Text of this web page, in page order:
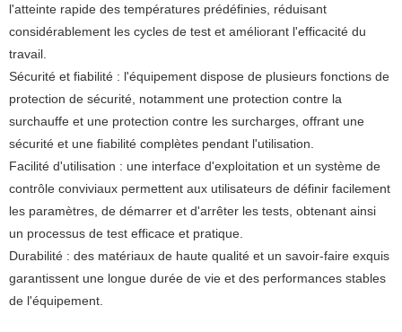
l'atteinte rapide des températures prédéfinies, réduisant
considérablement les cycles de test et améliorant l'efficacité du
travail.
Sécurité et fiabilité : l'équipement dispose de plusieurs fonctions de
protection de sécurité, notamment une protection contre la
surchauffe et une protection contre les surcharges, offrant une
sécurité et une fiabilité complètes pendant l'utilisation.
Facilité d'utilisation : une interface d'exploitation et un système de
contrôle conviviaux permettent aux utilisateurs de définir facilement
les paramètres, de démarrer et d'arrêter les tests, obtenant ainsi
un processus de test efficace et pratique.
Durabilité : des matériaux de haute qualité et un savoir-faire exquis
garantissent une longue durée de vie et des performances stables
de l'équipement.